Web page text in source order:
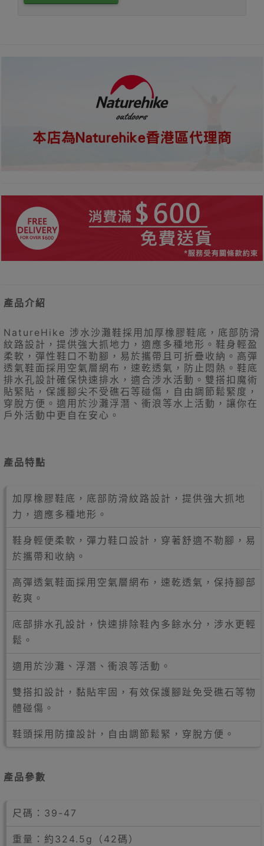
產品介紹
NatureHike 涉水沙灘鞋採用加厚橡膠鞋底，底部防滑
紋路設計，提供強大抓地力，適應多種地形。鞋身輕盈
柔軟，彈性鞋口不勒腳，易於攜帶且可折疊收納。高彈
透氣鞋面採用空氣層網布，速乾透氣，防止悶熱。鞋底
排水孔設計確保快速排水，適合涉水活動。雙搭扣魔術
貼緊貼，保護腳尖不受礁石等碰傷，自由調節鬆緊度，
穿脫方便。適用於沙灘浮潛、衝浪等水上活動，讓你在
戶外活動中更自在安心。
產品特點
加厚橡膠鞋底，底部防滑紋路設計，提供強大抓地
力，適應多種地形。
鞋身輕便柔軟，彈力鞋口設計，穿著舒適不勒腳，易
於攜帶和收納。
高彈透氣鞋面採用空氣層網布，速乾透氣，保持腳部
乾爽。
底部排水孔設計，快速排除鞋內多餘水分，涉水更輕
鬆。
適用於沙灘、浮潛、衝浪等活動。
雙搭扣設計，黏貼牢固，有效保護腳趾免受礁石等物
體碰傷。
鞋頭採用防撞設計，自由調節鬆緊，穿脫方便。
產品參數
尺碼：39-47
重量：約324.5g（42碼）